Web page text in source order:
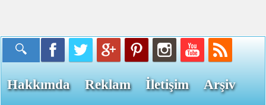
Hakkımda Reklam İletişim Arşiv